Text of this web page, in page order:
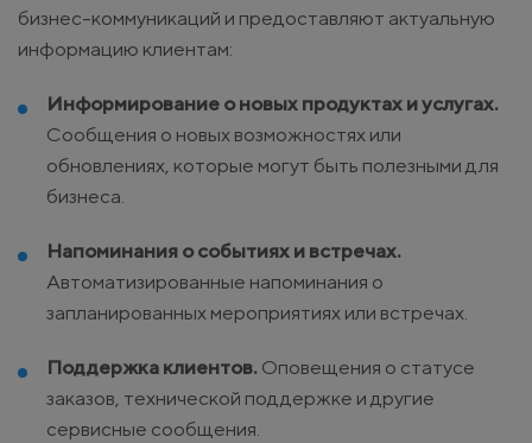
бизнес-коммуникаций и предоставляют актуальную
информацию клиентам:
Информирование о новых продуктах и услугах.
Сообщения о новых возможностях или
обновлениях, которые могут быть полезными для
бизнеса.
Напоминания о событиях и встречах.
Автоматизированные напоминания о
запланированных мероприятиях или встречах.
Поддержка клиентов. Оповещения о статусе
заказов, технической поддержке и другие
сервисные сообщения.